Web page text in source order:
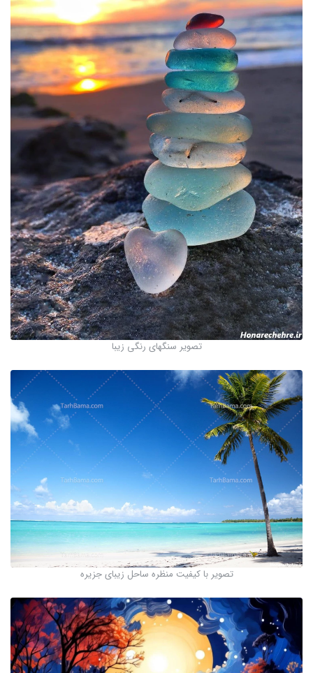
تصویر سنگهای رنگی زیبا
تصویر با کیفیت منظره ساحل زیبای جزیره